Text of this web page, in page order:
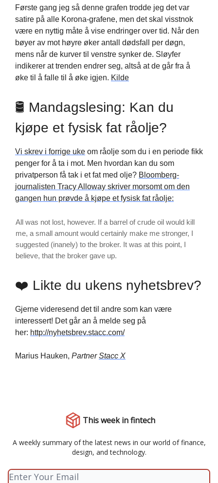
Første gang jeg så denne grafen trodde jeg det var
satire på alle Korona-grafene, men det skal visstnok
være en nyttig måte å vise endringer over tid. Når den
bøyer av mot høyre øker antall dødsfall per døgn,
mens når de kurver til venstre synker de. Sløyfer
indikerer at trenden endrer seg, altså at de går fra å
øke til å falle til å øke igjen. Kilde
🛢 Mandagslesing: Kan du
kjøpe et fysisk fat råolje?
Vi skrev i forrige uke om råolje som du i en periode fikk
penger for å ta i mot. Men hvordan kan du som
privatperson få tak i et fat med olje? Bloomberg-
journalisten Tracy Alloway skriver morsomt om den
gangen hun prøvde å kjøpe et fysisk fat råolje:
All was not lost, however. If a barrel of crude oil would kill
me, a small amount would certainly make me stronger, I
suggested (inanely) to the broker. It was at this point, I
believe, that the broker gave up.
❤️ Likte du ukens nyhetsbrev?
Gjerne videresend det til andre som kan være
interessert! Det går an å melde seg på
her: http://nyhetsbrev.stacc.com/
Marius Hauken, PartnerStacc X
This week in fintech
A weekly summary of the latest news in our world of finance,
design, and technology.